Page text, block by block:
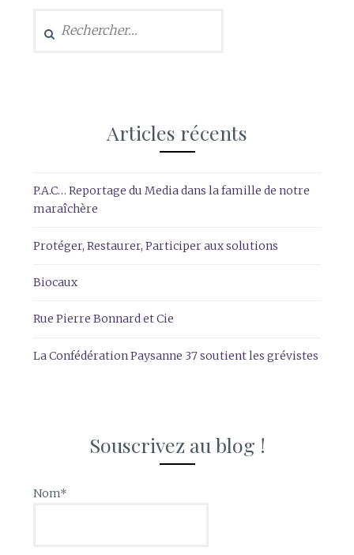
Articles récents
P.A.C… Reportage du Media dans la famille de notre
maraîchère
Protéger, Restaurer, Participer aux solutions
Biocaux
Rue Pierre Bonnard et Cie
La Confédération Paysanne 37 soutient les grévistes
Souscrivez au blog !
Nom*